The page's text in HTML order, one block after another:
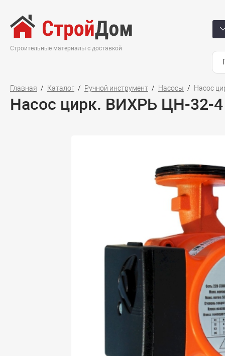
Строительные материалы с доставкой
Главная Каталог Ручной инструмент Насосы Насос
Насос цирк. ВИХРЬ ЦН-32-4